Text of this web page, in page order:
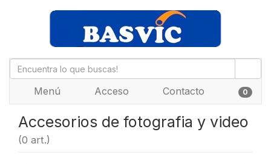
Menú Acceso Contacto 0
Accesorios de fotografia y video
(0 art.)